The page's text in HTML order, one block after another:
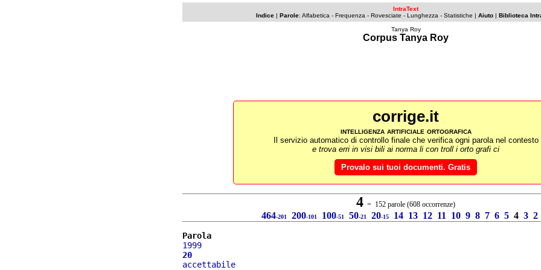
IntraText
Indice | Parole: Alfabetica - Frequenza - Rovesciate - Lunghezza - Statistiche | Aiuto | Biblioteca
Tanya Roy
Corpus Tanya Roy
corrige.it
intelligenza artificiale ortografica
Il servizio automatico di controllo finale che verifica ogni parola nel contesto
e trova erri in visi bili ai norma li con troll i orto grafi ci
Provalo sui tuoi documenti. Gratis
4 = 152 parole (608 occorrenze)
464-201 200-101 100-51 50-21 20-15 14 13 12 11 10 9 8 7 6 5 4 3 2
Parola
1999
20
accettabile